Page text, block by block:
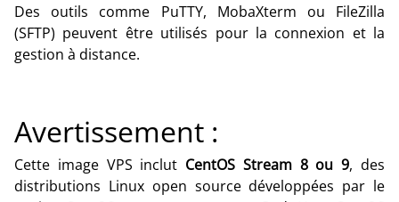
Des outils comme PuTTY, MobaXterm ou FileZilla
(SFTP) peuvent être utilisés pour la connexion et la
gestion à distance.
Avertissement :
Cette image VPS inclut CentOS Stream 8 ou 9, des
distributions Linux open source développées par le